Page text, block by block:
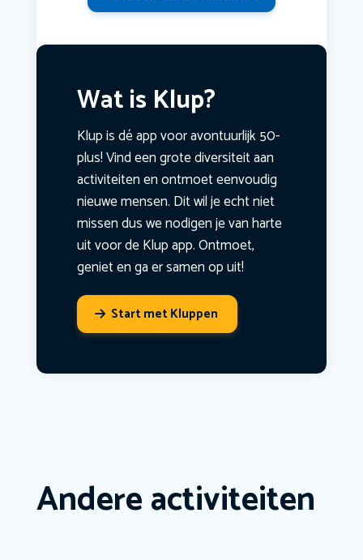
Wat is Klup?
Klup is dé app voor avontuurlijk 50-
plus! Vind een grote diversiteit aan
activiteiten en ontmoet eenvoudig
nieuwe mensen. Dit wil je echt niet
missen dus we nodigen je van harte
uit voor de Klup app. Ontmoet,
geniet en ga er samen op uit!
Start met Kluppen
Andere activiteiten